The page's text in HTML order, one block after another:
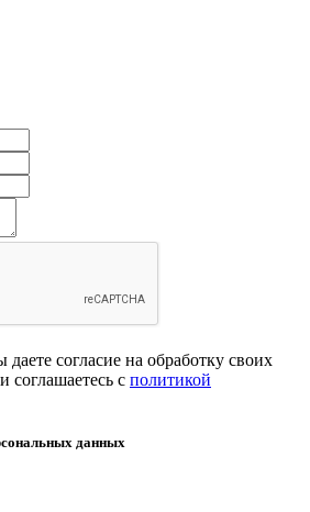
согласие на обработку своих
соглашаетесь с политикой
данных